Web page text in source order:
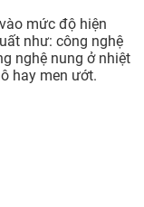
mức độ hiện
như: công nghệ
nghệ nung ở nhiệt
hay men ướt.